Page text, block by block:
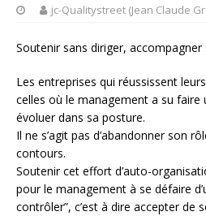
jc-Qualitystreet (Jean Claude
Soutenir sans diriger,
Les entreprises qui réussissent
celles où le management a su faire
évoluer dans sa posture.
Il ne s’agit pas d’abandonner son
contours.
Soutenir cet effort d’auto-
pour le management à se défaire
contrôler”, c’est à dire accepter de